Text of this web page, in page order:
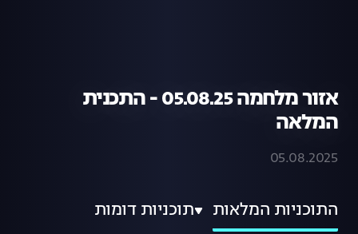
אזור מלחמה 05.08.25 - התכנית
המלאה
05.08.2025
התוכניות המלאות תוכניות דומות